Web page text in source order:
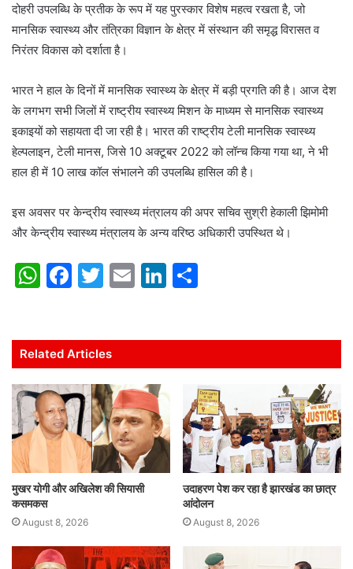
दोहरी उपलब्धि के प्रतीक के रूप में यह पुरस्कार विशेष महत्व रखता है, जो
मानसिक स्वास्थ्य और तंत्रिका विज्ञान के क्षेत्र में संस्थान की समृद्ध विरासत व
निरंतर विकास को दर्शाता है।
भारत ने हाल के दिनों में मानसिक स्वास्थ्य के क्षेत्र में बड़ी प्रगति की है। आज देश
के लगभग सभी जिलों में राष्ट्रीय स्वास्थ्य मिशन के माध्यम से मानसिक स्वास्थ्य
इकाइयों को सहायता दी जा रही है। भारत की राष्ट्रीय टेली मानसिक स्वास्थ्य
हेल्पलाइन, टेली मानस, जिसे 10 अक्टूबर 2022 को लॉन्च किया गया था, ने भी
हाल ही में 10 लाख कॉल संभालने की उपलब्धि हासिल की है।
इस अवसर पर केन्द्रीय स्वास्थ्य मंत्रालय की अपर सचिव सुश्री हेकाली झिमोमी
और केन्द्रीय स्वास्थ्य मंत्रालय के अन्य वरिष्ठ अधिकारी उपस्थित थे।
W
s
A
p
p
F
e
b
o
o
k
T
er
E
l
Li
e
dI
n
e
Related Articles
मुखर योगी और अखिलेश की सियासी
कसमकस
August 8, 2026
उदाहरण पेश कर रहा है झारखंड का छात्र
आंदोलन
August 8, 2026